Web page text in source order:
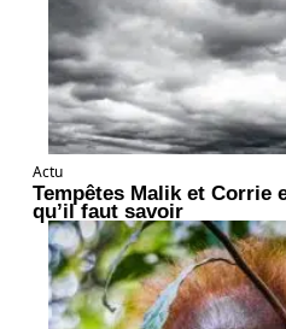
Actu
Tempêtes Malik et Corrie
qu’il faut savoir